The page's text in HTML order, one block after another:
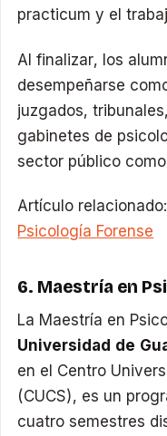
practicum y el
Al finalizar, los
desempeñarse
juzgados,
gabinetes de
sector público
Artículo relacionado:
Psicología Forense
6. Maestría en
La Maestría en
Universidad de
en el Centro
(CUCS), es un
cuatro semestres